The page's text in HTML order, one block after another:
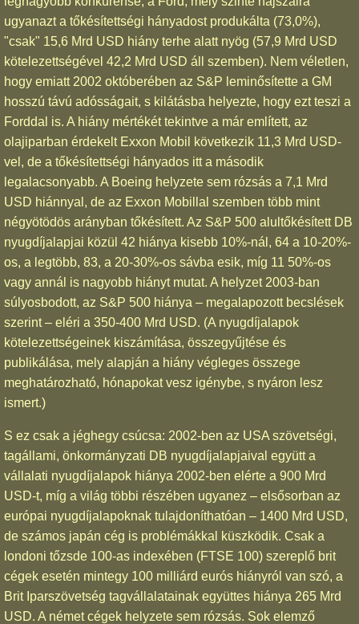
ugyanazt a tőkésítettségi hányadost produkálta (73,0%),
"csak" 15,6 Mrd USD hiány terhe alatt nyög (57,9 Mrd USD
kötelezettségével 42,2 Mrd USD áll szemben). Nem véletlen,
hogy emiatt 2002 októberében az S&P leminősítette a GM
hosszú távú adósságait, s kilátásba helyezte, hogy ezt teszi a
Forddal is. A hiány mértékét tekintve a már említett, az
olajiparban érdekelt Exxon Mobil következik 11,3 Mrd USD-
vel, de a tőkésítettségi hányados itt a második
legalacsonyabb. A Boeing helyzete sem rózsás a 7,1 Mrd
USD hiánnyal, de az Exxon Mobillal szemben több mint
négyötödös arányban tőkésített. Az S&P 500 alultőkésített DB
nyugdíjalapjai közül 42 hiánya kisebb 10%-nál, 64 a 10-20%-
os, a legtöbb, 83, a 20-30%-os sávba esik, míg 11 50%-os
vagy annál is nagyobb hiányt mutat. A helyzet 2003-ban
súlyosbodott, az S&P 500 hiánya – megalapozott becslések
szerint – eléri a 350-400 Mrd USD. (A nyugdíjalapok
kötelezettségeinek kiszámítása, összegyűjtése és
publikálása, mely alapján a hiány végleges összege
meghatározható, hónapokat vesz igénybe, s nyáron lesz
ismert.)
S ez csak a jéghegy csúcsa: 2002-ben az USA szövetségi,
tagállami, önkormányzati DB nyugdíjalapjaival együtt a
vállalati nyugdíjalapok hiánya 2002-ben elérte a 900 Mrd
USD-t, míg a világ többi részében ugyanez – elsősorban az
európai nyugdíjalapoknak tulajdoníthatóan – 1400 Mrd USD,
de számos japán cég is problémákkal küszködik. Csak a
londoni tőzsde 100-as indexében (FTSE 100) szereplő brit
cégek esetén mintegy 100 milliárd eurós hiányról van szó, a
Brit Iparszövetség tagvállalatainak együttes hiánya 265 Mrd
USD. A német cégek helyzete sem rózsás. Sok elemző